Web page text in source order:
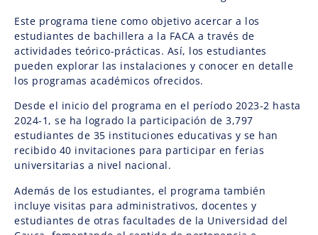
Este programa tiene como objetivo acercar a los
estudiantes de bachillera a la FACA a través de
actividades teórico-prácticas. Así, los estudiantes
pueden explorar las instalaciones y conocer en detalle
los programas académicos ofrecidos.
Desde el inicio del programa en el período 2023-2 hasta
2024-1, se ha logrado la participación de 3,797
estudiantes de 35 instituciones educativas y se han
recibido 40 invitaciones para participar en ferias
universitarias a nivel nacional.
Además de los estudiantes, el programa también
incluye visitas para administrativos, docentes y
estudiantes de otras facultades de la Universidad del